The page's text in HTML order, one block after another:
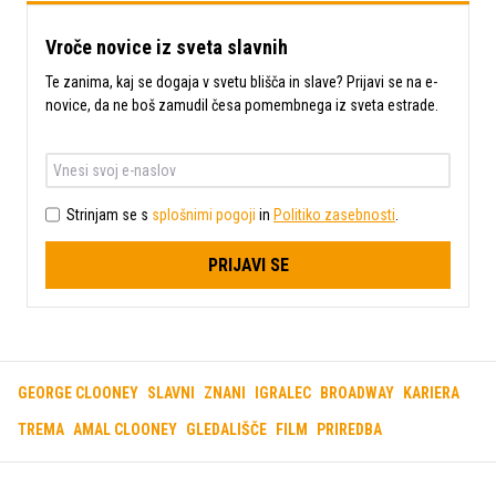
Vroče novice iz sveta slavnih
Te zanima, kaj se dogaja v svetu blišča in slave? Prijavi se na e-
novice, da ne boš zamudil česa pomembnega iz sveta estrade.
Strinjam se s splošnimi pogoji in Politiko zasebnosti
PRIJAVI SE
GEORGE CLOONEY SLAVNI ZNANI IGRALEC BROADWAY KARIERA
TREMA AMAL CLOONEY GLEDALIŠČE FILM PRIREDBA